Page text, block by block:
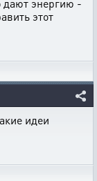
дают энергию -
этот
идеи